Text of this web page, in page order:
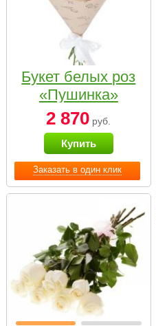
Заказать в один клик
Букет белых роз
«Пушинка»
2 870 руб.
Купить